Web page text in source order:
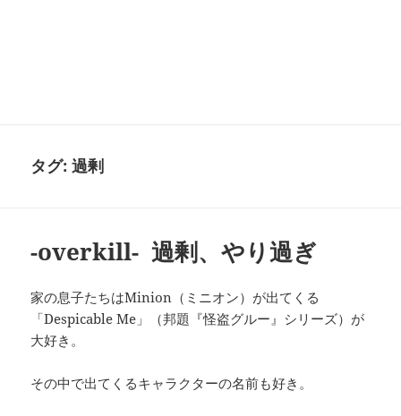
タグ:過剰
-overkill- 過剰、やり過ぎ
家の息子たちはMinion（ミニオン）が出てくる
「Despicable Me」（邦題『怪盗グルー』シリーズ）が
大好き。
その中で出てくるキャラクターの名前も好き。